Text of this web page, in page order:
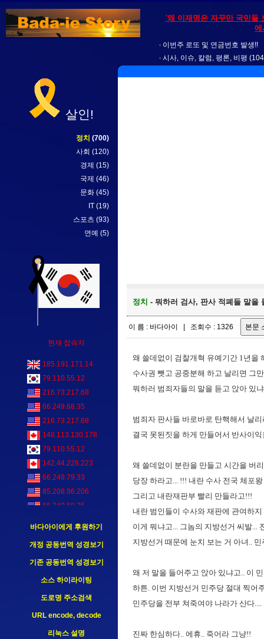
'왜 이재명은 자꾸만 국민들
에
이번주 로또 및 연금번호 발생!!
시사, 이슈, 칼럼, 평론, 비평
살인!
정치 (700)
사회 (120)
경제 (15)
국제 (46)
문화 (45)
IT (19)
스포츠 (93)
연예 (5)
현재 접속자
185.191.171.14
79.110.55.12
216.73.217.68
66.249.68.35
216.73.217.68
148.113.130.178
79.110.55.12
142.44.228.223
66.249.79.33
85.208.96.206
66.249.68.35
바다아이에게 후원하기
개정 공동번역 성경보기
기존 공동번역 성경보기
소스 하이라이팅
도로명 주소검색
URL encode, decode
리눅스 설명
정치 - 뭐하러 검사, 판사 적폐들 말을
이 름 : 바다아이 | 조회수 : 1326
왜 쓸데없이 검찰개혁 유예기간 1년을
수사권 뺏고 공중분해 하고 날리면 그
뭐하러 범죄자들의 말을 듣고 앉아 있
범죄자 판사들 바로바로 탄핵해서 날
결국 못된짓을 하게 만들어서 반사이
왜 쓸데없이 분란을 만들고 시간을 버
당장 하라고... !!! 내란 수사 전국 체포
그리고 내란재판부 빨리 만들라고!!!
내란 범인들이 수사와 재판에 관여하
이게 뭐냐고... 그놈의 지방선거 씨발...
지방선거 때문에 눈치 보는 거 아녀..
왜 저 말을 들어주고 앉아 있냐고.. 이
하튼. 이번 지방선거 민주당 절대 찍어
민주당을 전부 쳐죽여야 나라가 산다
진짜 한심하다.. 에휴.. 죽어라 그냥!!